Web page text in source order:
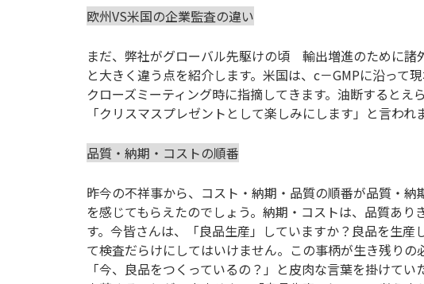
欧州VS米国の企業監査の違い
まだ、弊社がグローバル先駆けの頃 輸出増進のために
と大きく違う点を紹介します。米国は、c－GMPに沿って
クローズミーティング時に指摘してきます。油断すると
「クリスマスプレゼントとして楽しみにします」と言われ
品質・納期・コストの順番
昨今の不祥事から、コスト・納期・品質の順番が品質・
を感じてもらえたのでしょう。納期・コストは、品質あ
す。今皆さんは、「良品生産」していますか？良品を生
て検査だらけにしてはいけません。この事柄が生き残り
「今、良品をつくっているの？」と皮肉な言葉を掛けて